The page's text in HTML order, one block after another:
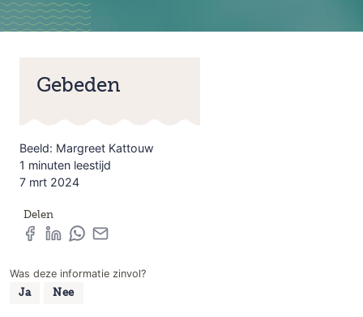
Gebeden
Beeld: Margreet Kattouw
1 minuten leestijd
7 mrt 2024
Delen
Was deze informatie zinvol?
Ja Nee